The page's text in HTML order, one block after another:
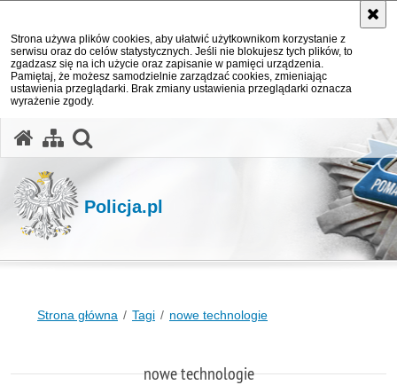
Strona używa plików cookies, aby ułatwić użytkownikom korzystanie z
serwisu oraz do celów statystycznych. Jeśli nie blokujesz tych plików, to
zgadzasz się na ich użycie oraz zapisanie w pamięci urządzenia.
Pamiętaj, że możesz samodzielnie zarządzać cookies, zmieniając
ustawienia przeglądarki. Brak zmiany ustawienia przeglądarki oznacza
wyrażenie zgody.
Policja.pl
Strona główna Tagi nowe technologie
nowe technologie